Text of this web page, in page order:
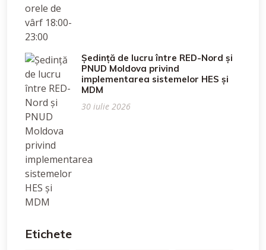
Ședință de lucru între RED-Nord și
PNUD Moldova privind
implementarea sistemelor HES și
MDM
30 iulie 2026
Etichete